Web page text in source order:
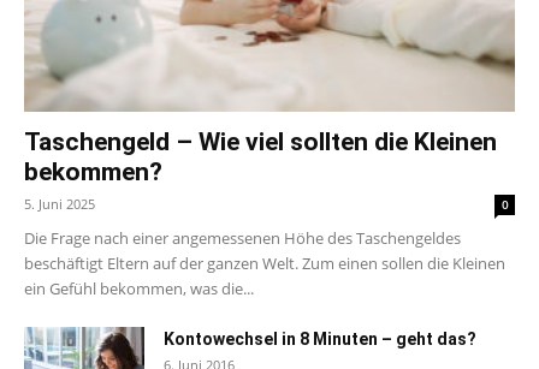
Taschengeld – Wie viel sollten die Kleinen
bekommen?
5. Juni 2025 0
Die Frage nach einer angemessenen Höhe des Taschengeldes
beschäftigt Eltern auf der ganzen Welt. Zum einen sollen die Kleinen
ein Gefühl bekommen, was die...
Kontowechsel in 8 Minuten – geht das?
6. Juni 2016